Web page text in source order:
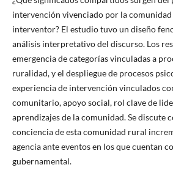
intervención vivenciado por la comunidad
interventor? El estudio tuvo un diseño
análisis interpretativo del discurso. Los
emergencia de categorías vinculadas a
ruralidad, y el despliegue de procesos
experiencia de intervención vinculados
comunitario, apoyo social, rol clave de
aprendizajes de la comunidad. Se discute
conciencia de esta comunidad rural
agencia ante eventos en los que cuentan
gubernamental.